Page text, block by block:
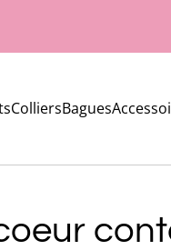
ColliersBagues